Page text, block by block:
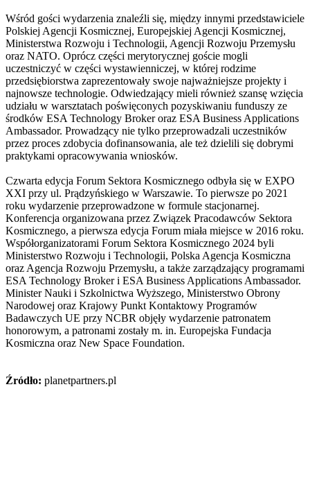
Wśród gości wydarzenia znaleźli się, między innymi przedstawiciele
Polskiej Agencji Kosmicznej, Europejskiej Agencji Kosmicznej,
Ministerstwa Rozwoju i Technologii, Agencji Rozwoju Przemysłu
oraz NATO. Oprócz części merytorycznej goście mogli
uczestniczyć w części wystawienniczej, w której rodzime
przedsiębiorstwa zaprezentowały swoje najważniejsze projekty i
najnowsze technologie. Odwiedzający mieli również szansę wzięcia
udziału w warsztatach poświęconych pozyskiwaniu funduszy ze
środków ESA Technology Broker oraz ESA Business Applications
Ambassador. Prowadzący nie tylko przeprowadzali uczestników
przez proces zdobycia dofinansowania, ale też dzielili się dobrymi
praktykami opracowywania wniosków.
Czwarta edycja Forum Sektora Kosmicznego odbyła się w EXPO
XXI przy ul. Prądzyńskiego w Warszawie. To pierwsze po 2021
roku wydarzenie przeprowadzone w formule stacjonarnej.
Konferencja organizowana przez Związek Pracodawców Sektora
Kosmicznego, a pierwsza edycja Forum miała miejsce w 2016 roku.
Współorganizatorami Forum Sektora Kosmicznego 2024 byli
Ministerstwo Rozwoju i Technologii, Polska Agencja Kosmiczna
oraz Agencja Rozwoju Przemysłu, a także zarządzający programami
ESA Technology Broker i ESA Business Applications Ambassador.
Minister Nauki i Szkolnictwa Wyższego, Ministerstwo Obrony
Narodowej oraz Krajowy Punkt Kontaktowy Programów
Badawczych UE przy NCBR objęły wydarzenie patronatem
honorowym, a patronami zostały m. in. Europejska Fundacja
Kosmiczna oraz New Space Foundation.
Źródło: planetpartners.pl